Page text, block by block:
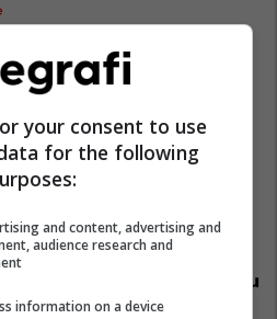
burgim për katër të
në rastin “Toka 2”,
i mbijetoi nismës së
Reklamo këtu
your consent to use
for the following
and content, advertising and
audience research and
information on a device